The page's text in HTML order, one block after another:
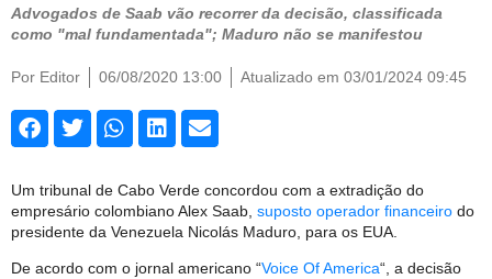
Advogados de Saab vão recorrer da decisão, classificada
como "mal fundamentada"; Maduro não se manifestou
Por Editor 06/08/2020 13:00 Atualizado em 03/01/2024 09:45
Um tribunal de Cabo Verde concordou com a extradição do
empresário colombiano Alex Saab, suposto operador financeiro do
presidente da Venezuela Nicolás Maduro, para os EUA.
De acordo com o jornal americano “Voice Of America“, a decisão